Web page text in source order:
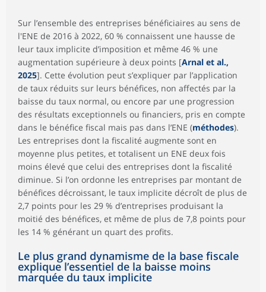
Sur l’ensemble des entreprises bénéficiaires au sens de
l'ENE de 2016 à 2022, 60 % connaissent une hausse de
leur taux implicite d’imposition et même 46 % une
augmentation supérieure à deux points [Arnal et al.,
2025]. Cette évolution peut s’expliquer par l’application
de taux réduits sur leurs bénéfices, non affectés par la
baisse du taux normal, ou encore par une progression
des résultats exceptionnels ou financiers, pris en compte
dans le bénéfice fiscal mais pas dans l’ENE (méthodes).
Les entreprises dont la fiscalité augmente sont en
moyenne plus petites, et totalisent un ENE deux fois
moins élevé que celui des entreprises dont la fiscalité
diminue. Si l’on ordonne les entreprises par montant de
bénéfices décroissant, le taux implicite décroît de plus de
2,7 points pour les 29 % d’entreprises produisant la
moitié des bénéfices, et même de plus de 7,8 points pour
les 14 % générant un quart des profits.
Le plus grand dynamisme de la base fiscale
explique l’essentiel de la baisse moins
marquée du taux implicite